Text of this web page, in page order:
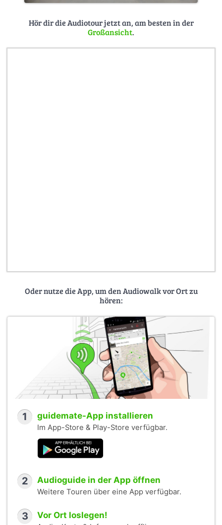
Hör dir die Audiotour jetzt an, am besten in der
Großansicht.
Oder nutze die App, um den Audiowalk vor Ort zu
hören:
1 guidemate-App installieren
Im App-Store & Play-Store verfügbar.
2 Audioguide in der App öffnen
Weitere Touren über eine App verfügbar.
3 Vor Ort loslegen!